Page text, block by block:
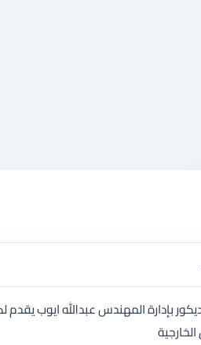
بإدارة المهندس عبدالله ايوب